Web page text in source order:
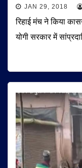
JAN 29, 2018
रिहाई मंच ने किया
योगी सरकार में